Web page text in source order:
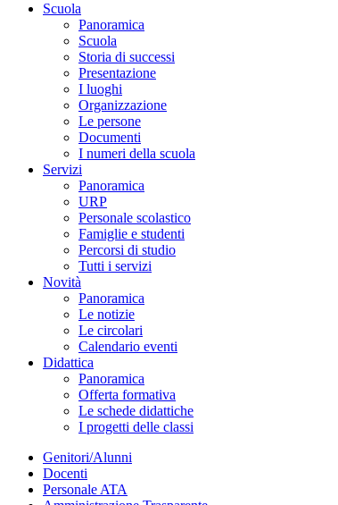
Scuola
Panoramica
Scuola
Storia di successi
Presentazione
I luoghi
Organizzazione
Le persone
Documenti
I numeri della scuola
Servizi
Panoramica
URP
Personale scolastico
Famiglie e studenti
Percorsi di studio
Tutti i servizi
Novità
Panoramica
Le notizie
Le circolari
Calendario eventi
Didattica
Panoramica
Offerta formativa
Le schede didattiche
I progetti delle classi
Genitori/Alunni
Docenti
Personale ATA